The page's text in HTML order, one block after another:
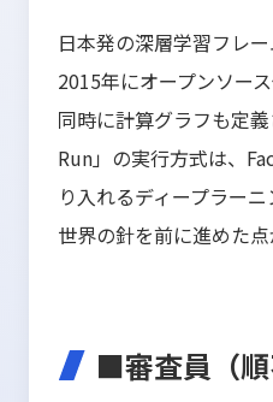
日本発の深層学習フレ
2015年にオープンソー
同時に計算グラフも定
Run」の実行方式は、
り入れるディープラーニ
世界の針を前に進めた点
■審査員（順